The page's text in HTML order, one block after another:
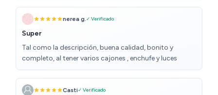
encantado.
nerea g. ✓ Verificado
Super
Tal como la descripción, buena calidad, bonito y
completo, al tener varios cajones , enchufe y luces
Casti✓ Verificado